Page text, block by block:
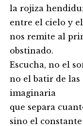
la rojiza
entre el cielo y
nos remite al
obstinado.
Escucha, no el
no el batir de
imaginaria
que separa
sino el